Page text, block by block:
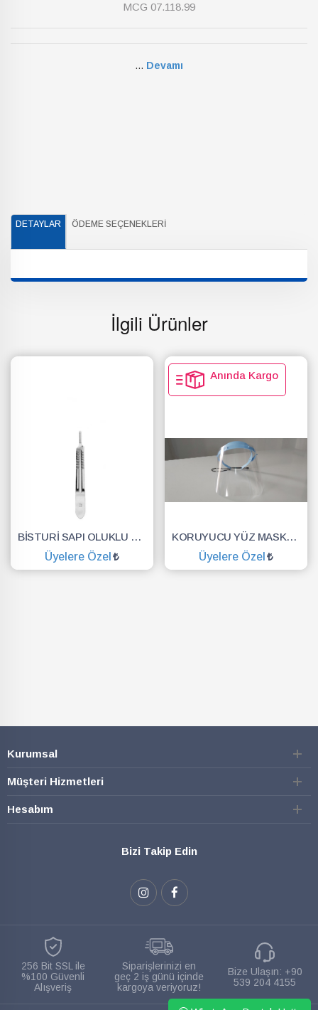
MCG 07.118.99
... Devamı
DETAYLAR ÖDEME SEÇENEKLERI
İlgili Ürünler
BİSTURİ SAPI OLUKLU NO.3
Üyelere Özel
Anında Kargo
KORUYUCU YÜZ MASKESİ SİPERLİK.YÜZ KALKANI.DENTAL MASKE
Üyelere Özel
Kurumsal
Müşteri Hizmetleri
Hesabım
Bizi Takip Edin
256 Bit SSL ile
%100 Güvenli
Alışveriş
Siparişlerinizi en
geç 2 iş günü içinde
kargoya veriyoruz!
Bize Ulaşın: +90
539 204 4155